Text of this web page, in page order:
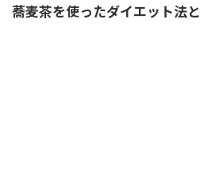
蕎麦茶を使ったダイエット法